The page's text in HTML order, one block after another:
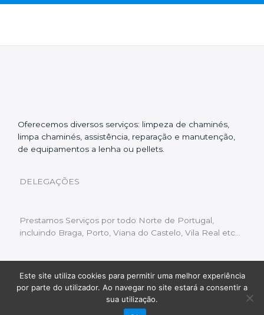
Oferecemos diversos serviços: limpeza de chaminés,
limpa chaminés, assistência, reparação e manutenção,
de equipamentos a lenha ou pellets.
DELEGAÇÕES
Prestamos Serviços por todo Norte de Portugal,
incluindo Braga, Porto, Viana do Castelo, Vila Real etc…
Livro de Reclamações | Política de Privacidade
Copyright © 2022 Limpeza Chaminés | Desenvolvido
Fluxo Digital – a inovar a web
Este site utiliza cookies para permitir uma melhor experiência
por parte do utilizador. Ao navegar no site estará a consentir a
sua utilização.